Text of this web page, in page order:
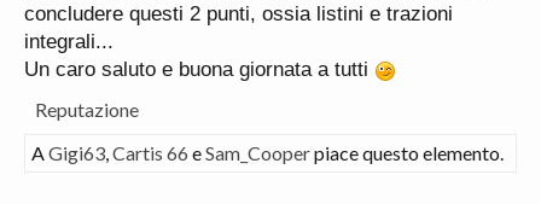
concludere questi 2 punti, ossia listini e trazioni
integrali...
Un caro saluto e buona giornata a tutti
Reputazione
AGigi63,Cartis 66 eSam_Cooperpiace questo elemento.